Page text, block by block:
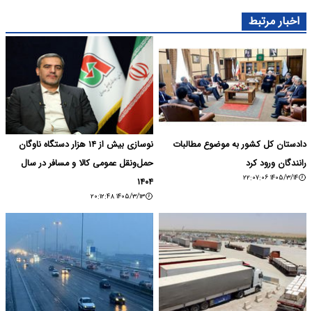
اخبار مرتبط
دادستان کل کشور به موضوع مطالبات
رانندگان ورود کرد
۱۴۰۵/۳/۱۴ ۲۲:۰۷:۰۶
نوسازی بیش از ۱۴ هزار دستگاه ناوگان
حمل‌ونقل عمومی کالا و مسافر در سال
۱۴۰۴
۱۴۰۵/۳/۱۳ ۲۰:۱۲:۴۸